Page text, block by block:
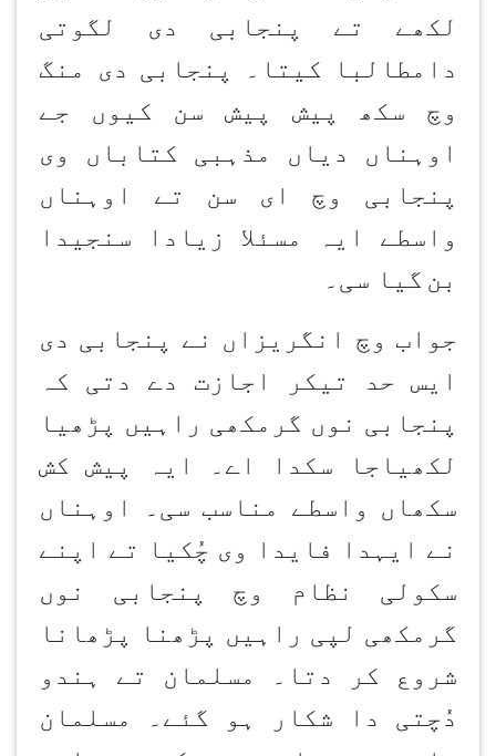
لکھے تے پنجابی دی لگوتی
دامطالبا کیتا۔ پنجابی دی منگ
وچ سکھ پیش پیش سن کیوں جے
اوہناں دیاں مذہبی کتاباں وی
پنجابی وچ ای سن تے اوہناں
واسطے ایہ مسئلا زیادا سنجیدا
بن گیا سی۔
جواب وچ انگریزاں نے پنجابی دی
ایس حد تیکر اجازت دے دتی کہ
پنجابی نوں گرمکھی راہیں پڑھیا
لکھیاجا سکدا اے۔ ایہ پیش کش
سکھاں واسطے مناسب سی۔ اوہناں
نے ایہدا فایدا وی چُکیا تے اپنے
سکولی نظام وچ پنجابی نوں
گرمکھی لپی راہیں پڑھنا پڑھانا
شروع کر دتا۔ مسلمان تے ہندو
دُچتی دا شکار ہو گئے۔ مسلمان